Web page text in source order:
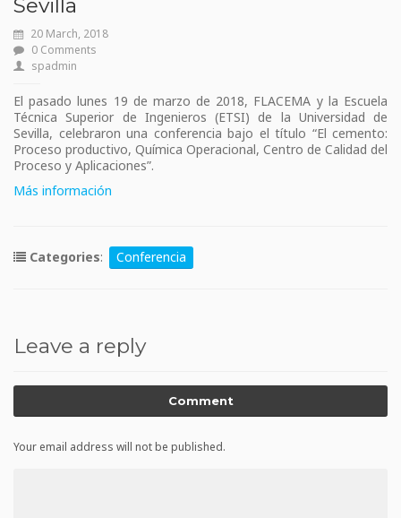
Sevilla
20 March, 2018
0 Comments
spadmin
El pasado lunes 19 de marzo de 2018, FLACEMA y la Escuela
Técnica Superior de Ingenieros (ETSI) de la Universidad de
Sevilla, celebraron una conferencia bajo el título “El cemento:
Proceso productivo, Química Operacional, Centro de Calidad del
Proceso y Aplicaciones”.
Más información
Categories: Conferencia
Leave a reply
Comment
Your email address will not be published.